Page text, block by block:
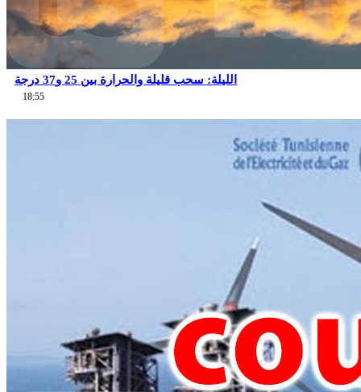
الليلة: سحب قليلة والحرارة بين 25 و37 درجة
18:55